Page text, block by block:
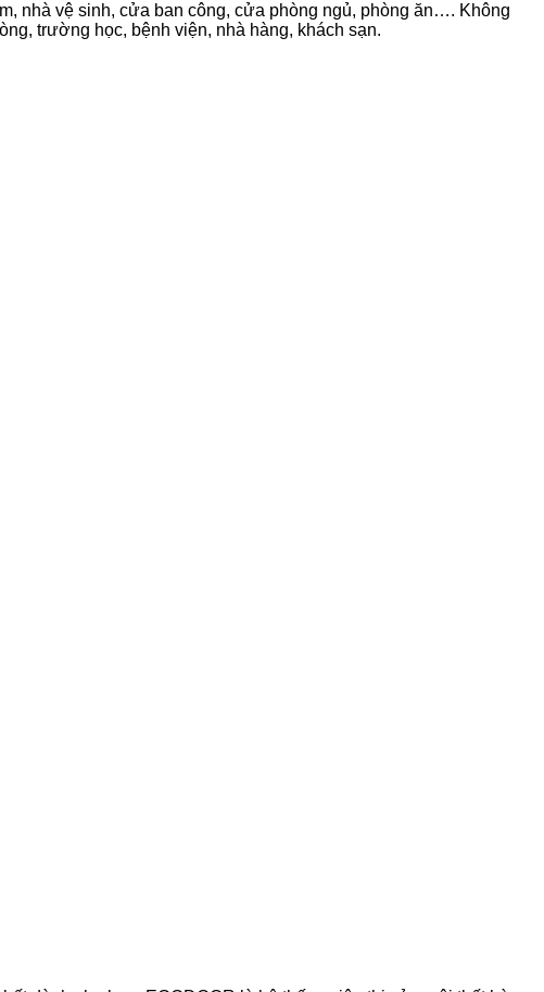
nhà vệ sinh, cửa ban công, cửa phòng ngủ, phòng ăn…. Không
trường học, bệnh viện, nhà hàng, khách sạn.